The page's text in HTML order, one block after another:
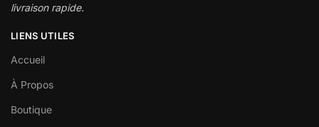
livraison rapide.
LIENS UTILES
Accueil
À Propos
Boutique